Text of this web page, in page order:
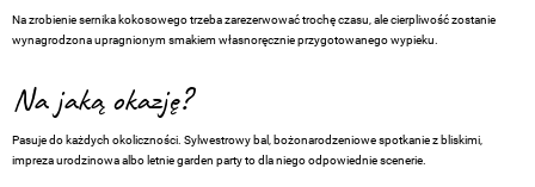
Na zrobienie sernika kokosowego trzeba zarezerwować trochę czasu, ale cierpliwość zostanie
wynagrodzona upragnionym smakiem własnoręcznie przygotowanego wypieku.
Na jaką okazję?
Pasuje do każdych okoliczności. Sylwestrowy bal, bożonarodzeniowe spotkanie z bliskimi,
impreza urodzinowa albo letnie garden party to dla niego odpowiednie scenerie.